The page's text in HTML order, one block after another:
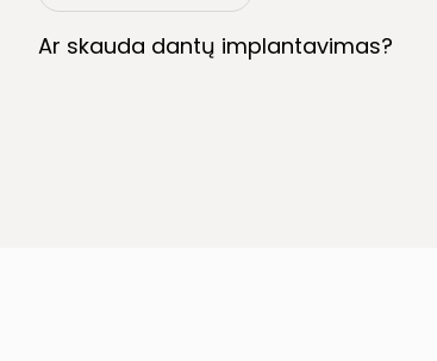
Ar skauda dantų implantavimas?